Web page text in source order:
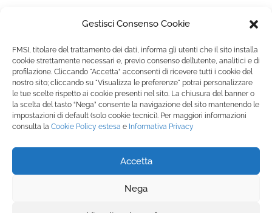
Gestisci Consenso Cookie
FMSI, titolare del trattamento dei dati, informa gli utenti che il sito installa
cookie strettamente necessari e, previo consenso dell’utente, analitici e di
profilazione. Cliccando "Accetta” acconsenti di ricevere tutti i cookie del
nostro sito; cliccando su "Visualizza le preferenze" potrai personalizzare
le tue scelte rispetto ai cookie presenti nel sito. La chiusura del banner o
la scelta del tasto “Nega” consente la navigazione del sito mantenendo le
impostazioni di default (solo cookie tecnici). Per maggiori informazioni
consulta la Cookie Policy estesa e Informativa Privacy
Accetta
Nega
Fondazione Marista per la Solidarietà Internazionale ETS
P.le M. Champagnat, 2 00144 Roma, Italia
Tel.: +39 06 54 5171 | Fax: +39 06 54 517 500
SEGUICI SU: